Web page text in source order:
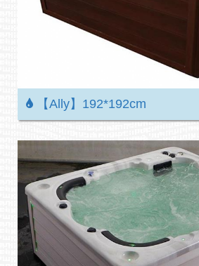
【Ally】192*192cm